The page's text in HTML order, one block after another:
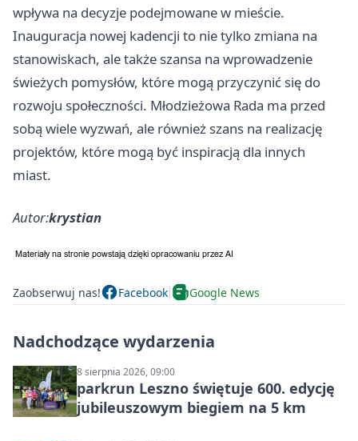
wpływa na decyzje podejmowane w mieście.
Inauguracja nowej kadencji to nie tylko zmiana na
stanowiskach, ale także szansa na wprowadzenie
świeżych pomysłów, które mogą przyczynić się do
rozwoju społeczności. Młodzieżowa Rada ma przed
sobą wiele wyzwań, ale również szans na realizację
projektów, które mogą być inspiracją dla innych
miast.
Autor:krystian
Zaobserwuj nas! Facebook Google News
Nadchodzące wydarzenia
8 sierpnia 2026, 09:00
parkrun Leszno świętuje 600. edycję
jubileuszowym biegiem na 5 km